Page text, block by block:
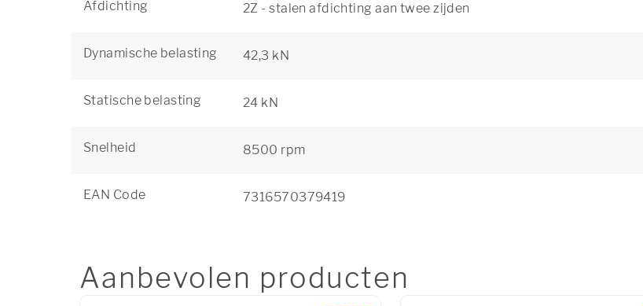
Afdichting 2Z - stalen afdichting aan twee zijden
Dynamische belasting 42,3 kN
Statische belasting 24 kN
Snelheid 8500 rpm
EAN Code 7316570379419
Aanbevolen producten